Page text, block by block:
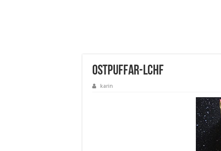
ostpuffar-lchf
karin